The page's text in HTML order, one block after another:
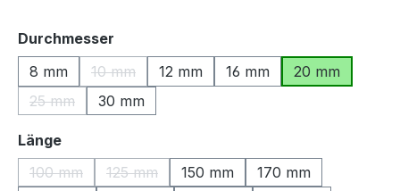
Durchmesser
8 mm
10 mm
(Diese Option ist zurzeit nicht verfügbar.)
12 mm 16 mm
20 mm
25 mm
(Diese Option ist zurzeit nicht verfügbar.)
30 mm
Längeauswählen
100 mm
(Diese Option ist zurzeit nicht verfügbar.)
125 mm
(Diese Option ist zurzeit nicht verfügbar.)
150 mm
170 mm